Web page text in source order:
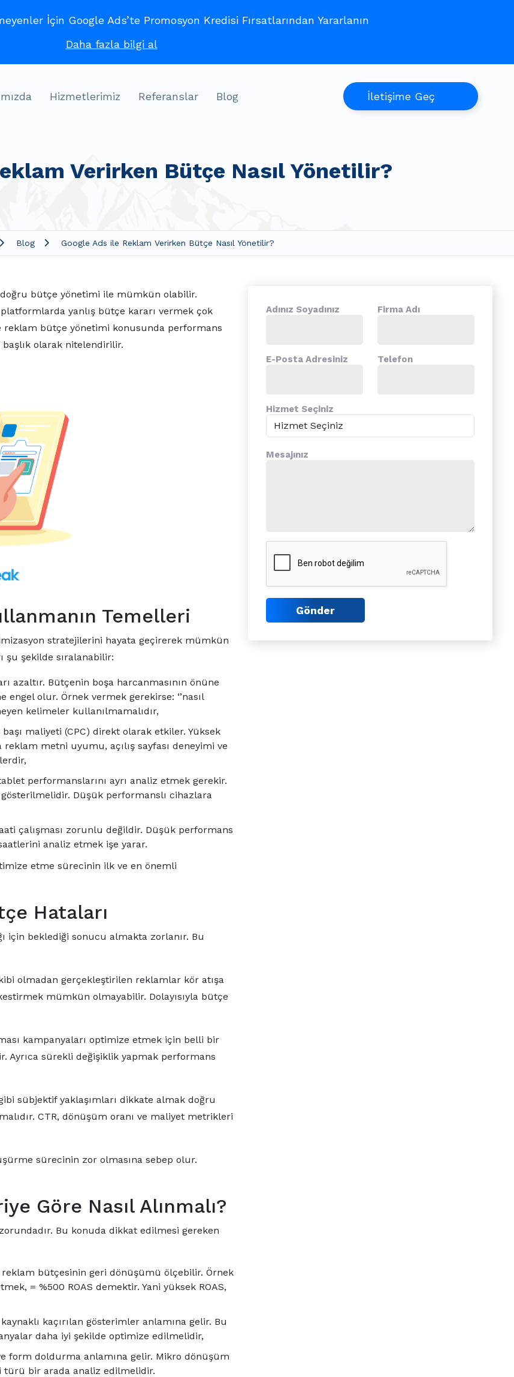
İçin Google Ads’te Promosyon Kredisi Fırsatlarından Yararlanın
Daha fazla bilgi al
Hizmetlerimiz Referanslar Blog İletişime Geç
Verirken Bütçe Nasıl Yönetilir?
Blog Google Ads ile Reklam Verirken Bütçe Nasıl Yönetilir?
doğru bütçe yönetimi ile mümkün olabilir.
yanlış bütçe kararı vermek çok
bütçe yönetimi konusunda performans
olarak nitelendirilir.
Temelleri
stratejilerini hayata geçirerek mümkün
şu şekilde sıralanabilir:
azaltır. Bütçenin boşa harcanmasının önüne
olur. Örnek vermek gerekirse: ‘’nasıl
kelimeler kullanılmamalıdır,
maliyeti (CPC) direkt olarak etkiler. Yüksek
metni uyumu, açılış sayfası deneyimi ve
performanslarını ayrı analiz etmek gerekir.
Düşük performanslı cihazlara
çalışması zorunlu değildir. Düşük performans
analiz etmek işe yarar.
etme sürecinin ilk ve en önemli
Hataları
için beklediği sonucu almakta zorlanır. Bu
olmadan gerçekleştirilen reklamlar kör atışa
mümkün olmayabilir. Dolayısıyla bütçe
kampanyaları optimize etmek için belli bir
Ayrıca sürekli değişiklik yapmak performans
sübjektif yaklaşımları dikkate almak doğru
CTR, dönüşüm oranı ve maliyet metrikleri
sürecinin zor olmasına sebep olur.
Göre Nasıl Alınmalı?
Bu konuda dikkat edilmesi gereken
reklam bütçesinin geri dönüşümü ölçebilir. Örnek
= %500 ROAS demektir. Yani yüksek ROAS,
kaçırılan gösterimler anlamına gelir. Bu
daha iyi şekilde optimize edilmelidir,
form doldurma anlamına gelir. Mikro dönüşüm
türü bir arada analiz edilmelidir.
Adınız Soyadınız Firma Adı
E-Posta Adresiniz Telefon
Hizmet Seçiniz
Mesajınız
Gönder